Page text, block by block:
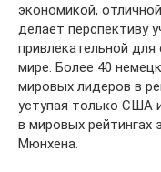
экономикой,
делает перспективу
привлекательной
мире. Более 40
мировых лидеров в
уступая только США
в мировых рейтингах
Мюнхена.